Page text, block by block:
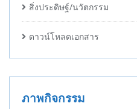
สิ่งประดิษฐ์/นวัตกรรม
ดาวน์โหลดเอกสาร
ภาพกิจกรรม